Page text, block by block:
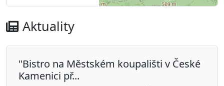
Aktuality
"Bistro na Městském koupališti v České
Kamenici př...